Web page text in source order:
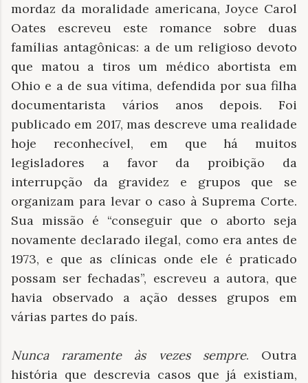
mordaz da moralidade americana, Joyce Carol
Oates escreveu este romance sobre duas
famílias antagônicas: a de um religioso devoto
que matou a tiros um médico abortista em
Ohio e a de sua vítima, defendida por sua filha
documentarista vários anos depois. Foi
publicado em 2017, mas descreve uma realidade
hoje reconhecível, em que há muitos
legisladores a favor da proibição da
interrupção da gravidez e grupos que se
organizam para levar o caso à Suprema Corte.
Sua missão é “conseguir que o aborto seja
novamente declarado ilegal, como era antes de
1973, e que as clínicas onde ele é praticado
possam ser fechadas”, escreveu a autora, que
havia observado a ação desses grupos em
várias partes do país.
Nunca raramente às vezes sempre. Outra
história que descrevia casos que já existiam,